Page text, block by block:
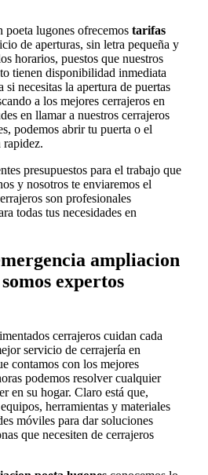
lugones ofrecemos tarifas
de aperturas, sin letra pequeña y
horarios, puestos que nuestros
tienen disponibilidad inmediata
necesitas la apertura de puertas
a los mejores cerrajeros en
en llamar a nuestros cerrajeros
podemos abrir tu puerta o el
rapidez.
presupuestos para el trabajo que
y nosotros te enviaremos el
son profesionales
todas tus necesidades en
ampliacion
expertos
cerrajeros cuidan cada
servicio de cerrajería en
contamos con los mejores
podemos resolver cualquier
en su hogar. Claro está que,
herramientas y materiales
móviles para dar soluciones
que necesiten de cerrajeros